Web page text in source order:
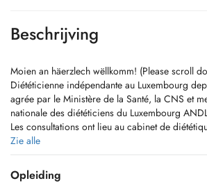
Beschrijving
Moien an häerzlech wëllkomm! (Please scroll
Diététicienne indépendante au Luxembourg
agrée par le Ministère de la Santé, la CNS et
nationale des diététiciens du Luxembourg
Les consultations ont lieu au cabinet de
cœur du Centre-Ville de Luxembourg. J'accepte
l'âge de 16 ans.
Si vous avez des questions, n'hésitez pas de
surcelinegenson@mindful-eating.lu
Zie alle
Opleiding